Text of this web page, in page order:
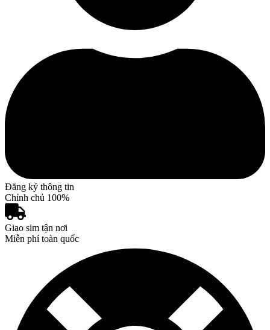
Đăng ký thông tin
Chỉnh chủ 100%
Giao sim tận nơi
Miễn phí toàn quốc